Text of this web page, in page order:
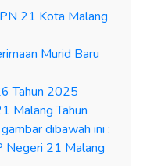
21 Kota Malang
Murid Baru
Tahun 2025
Malang Tahun
dibawah ini :
Negeri 21 Malang